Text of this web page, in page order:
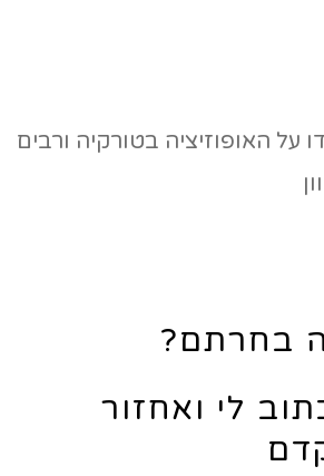
בחרתם?
לי ואחזור